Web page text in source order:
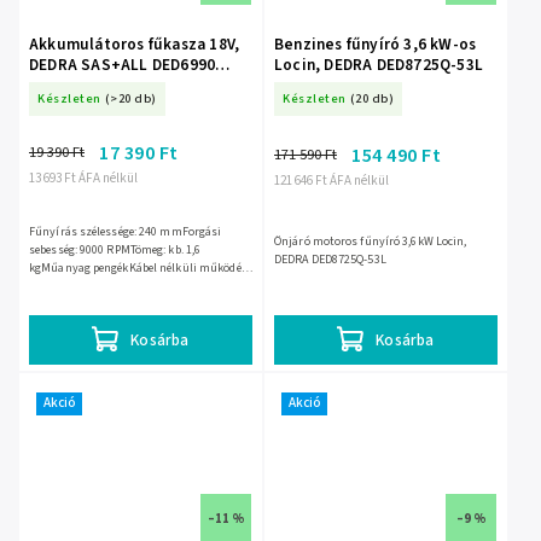
Akkumulátoros fűkasza 18V,
DEDRA SAS+ALL DED6990
szélesség 240 mm
Készleten (>20 db)
13 693 Ft ÁFA nélkül
19 390 Ft 17 390 Ft
Kosárba
Fűnyírás szélessége: 240 mmForgási
sebesség: 9000 RPMTömeg: kb. 1,6
kgMűanyag pengékKábel nélküli működés
Benzines fűnyíró 3,6 kW-os
Locin, DEDRA DED8725Q-53L
Készleten (20 db)
121 646 Ft ÁFA nélkül
171 590 Ft 154 490 Ft
Kosárba
Önjáró motoros fűnyíró 3,6kW Locin,
DEDRA DED8725Q-53L
Akció
–11 %
Akció
–9 %